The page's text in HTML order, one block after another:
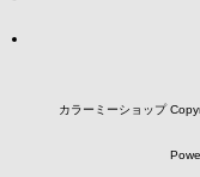
カラーミーショップ